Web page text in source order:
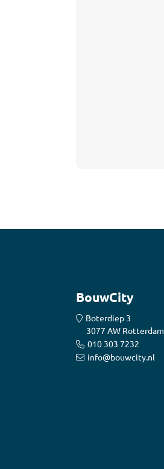
BouwCity
Boterdiep 3
3077 AW Rotterdam
010 303 7232
info@bouwcity.nl